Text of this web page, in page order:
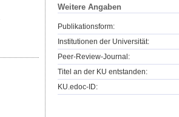
Weitere Angaben
Publikationsform:
Institutionen der Universität:
Peer-Review-Journal:
Titel an der KU entstanden:
KU.edoc-ID: